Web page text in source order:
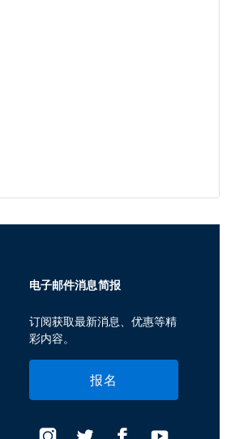
电子邮件消息简报
订阅获取最新消息、优惠等精
彩内容。
报名